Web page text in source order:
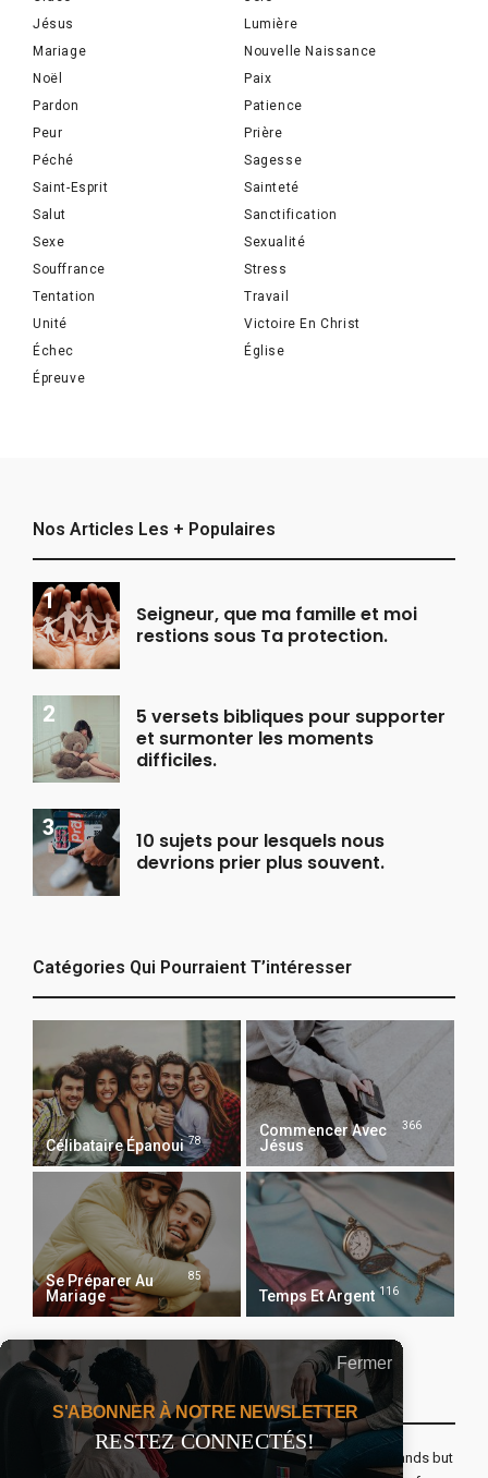
Jésus
Lumière
Mariage
Nouvelle Naissance
Noël
Paix
Pardon
Patience
Peur
Prière
Péché
Sagesse
Saint-Esprit
Sainteté
Salut
Sanctification
Sexe
Sexualité
Souffrance
Stress
Tentation
Travail
Unité
Victoire En Christ
Échec
Église
Épreuve
Nos Articles Les + Populaires
Seigneur, que ma famille et moi
restions sous Ta protection.
5 versets bibliques pour supporter
et surmonter les moments
difficiles.
10 sujets pour lesquels nous
devrions prier plus souvent.
Catégories Qui Pourraient T’intéresser
Célibataire Épanoui 78
Commencer Avec
Jésus
366
Se Préparer Au
Mariage
85
Temps Et Argent 116
Recevoir Notre Newsletter Chaque Matin
The real voyage of discovery consists not in seeking new lands but
Fermer
S'ABONNER À NOTRE NEWSLETTER
RESTEZ CONNECTÉS!